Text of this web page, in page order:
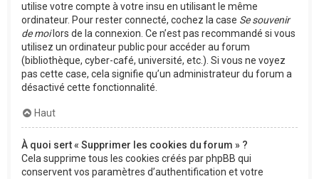
utilise votre compte à votre insu en utilisant le même
ordinateur. Pour rester connecté, cochez la case Se souvenir
de moilors de la connexion. Ce n’est pas recommandé si vous
utilisez un ordinateur public pour accéder au forum
(bibliothèque, cyber-café, université, etc.). Si vous ne voyez
pas cette case, cela signifie qu’un administrateur du forum a
désactivé cette fonctionnalité.
Haut
À quoi sert « Supprimer les cookies du forum » ?
Cela supprime tous les cookies créés par phpBB qui
conservent vos paramètres d’authentification et votre